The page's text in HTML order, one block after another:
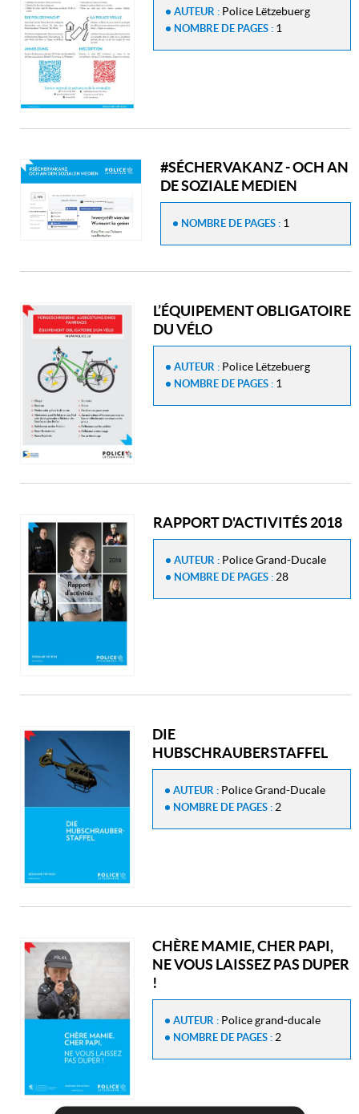
AUTEUR : Police Lëtzebuerg
NOMBRE DE PAGES : 1
#SÉCHERVAKANZ - OCH AN
DE SOZIALE MEDIEN
NOMBRE DE PAGES : 1
L’ÉQUIPEMENT OBLIGATOIRE
DU VÉLO
AUTEUR : Police Lëtzebuerg
NOMBRE DE PAGES : 1
RAPPORT D'ACTIVITÉS 2018
AUTEUR : Police Grand-Ducale
NOMBRE DE PAGES : 28
DIE
HUBSCHRAUBERSTAFFEL
AUTEUR : Police Grand-Ducale
NOMBRE DE PAGES : 2
CHÈRE MAMIE, CHER PAPI,
NE VOUS LAISSEZ PAS DUPER
!
AUTEUR : Police grand-ducale
NOMBRE DE PAGES : 2